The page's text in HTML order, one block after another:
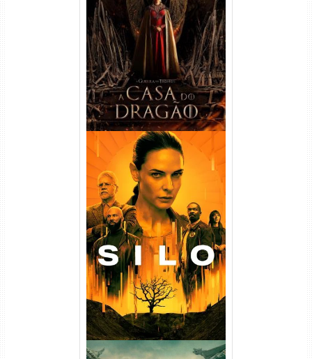
A Casa do Dragão 1ª
Temporada Torrent (2022)
WEB-DL 720p/1080p Dual
Áudio
Silo 1ª Temporada Torrent
(2023) WEB-DL
720p/1080p/4K Dual Áudio